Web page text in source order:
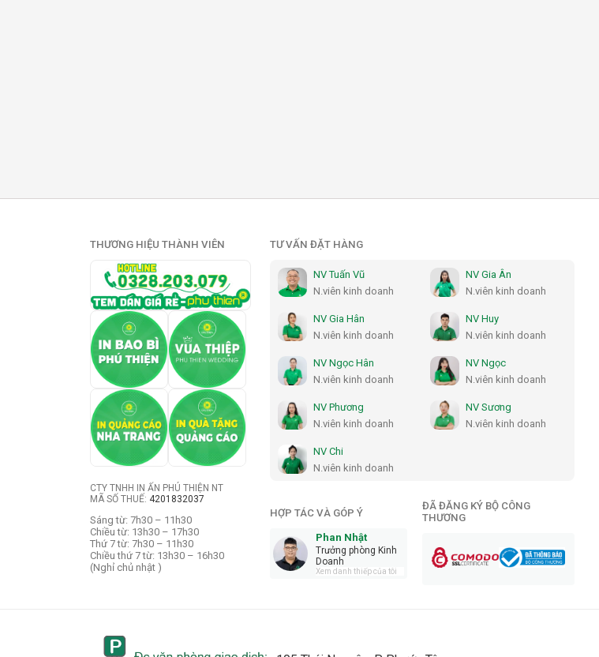
THƯƠNG HIỆU THÀNH VIÊN
CTY TNHH IN ẤN PHÚ THIỆN NT
MÃ SỐ THUẾ: 4201832037
Sáng từ: 7h30 – 11h30
Chiều từ: 13h30 – 17h30
Thứ 7 từ: 7h30 – 11h30
Chiều thứ 7 từ: 13h30 – 16h30
(Nghỉ chủ nhật )
TƯ VẤN ĐẶT HÀNG
NV Tuấn Vũ
N.viên kinh doanh
NV Gia Ân
N.viên kinh doanh
NV Gia Hân
N.viên kinh doanh
NV Huy
N.viên kinh doanh
NV Ngọc Hân
N.viên kinh doanh
NV Ngọc
N.viên kinh doanh
NV Phương
N.viên kinh doanh
NV Sương
N.viên kinh doanh
NV Chi
N.viên kinh doanh
HỢP TÁC VÀ GÓP Ý
Phan Nhật
Trưởng phòng Kinh
Doanh
Xem danh thiếp của tôi
ĐÃ ĐĂNG KÝ BỘ CÔNG
THƯƠNG